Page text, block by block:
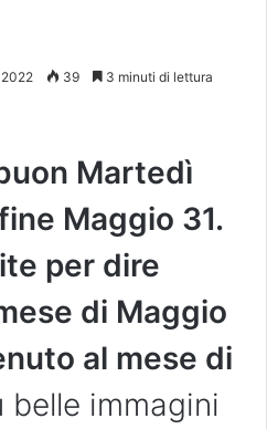
39 3 minuti di lettura
Martedì
Maggio 31.
per dire
di Maggio
al mese di
belle immagini